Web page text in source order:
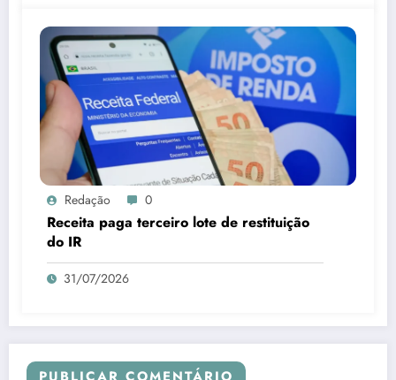
Redação 0
Receita paga terceiro lote de restituição
do IR
31/07/2026